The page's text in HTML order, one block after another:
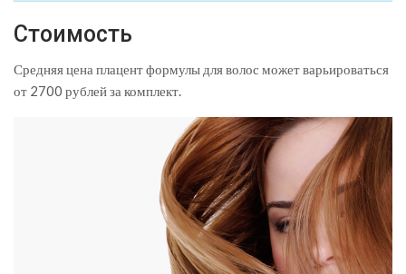
Стоимость
Средняя цена плацент формулы для волос может варьироваться
от 2700 рублей за комплект.